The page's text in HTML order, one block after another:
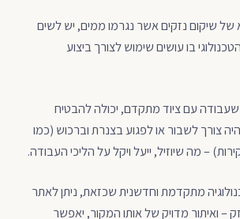
שיקום נזקים אשר נגרמו ממים, יש לשים
בו עושים שימוש לצורך ביצוע
עם ציוד מתקדם, יכולה להבטיח
צורך לשבור או לפגוע בצנרת וברכוש (כמו
– מה שיוזיל, ייעל ויקל על הליכי העבודה.
מתקדמת וחדשנית שכזאת, ניתן לאתר
– ואיתור מדויק של אותו המקור, יאפשר